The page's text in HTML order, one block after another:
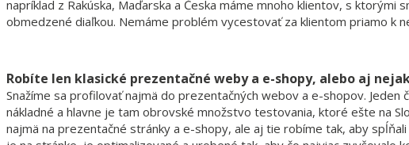
napríklad z Rakúska, Maďarska a Česka máme mnoho klientov, s
obmedzené diaľkou. Nemáme problém vycestovať za klientom priamo k
Robíte len klasické prezentačné weby a e-shopy, alebo aj
Snažíme sa profilovať najmä do prezentačných webov a e-shopov.
nákladné a hlavne je tam obrovské množstvo testovania, ktoré ešte na
najmä na prezentačné stránky a e-shopy, ale aj tie robíme tak, aby